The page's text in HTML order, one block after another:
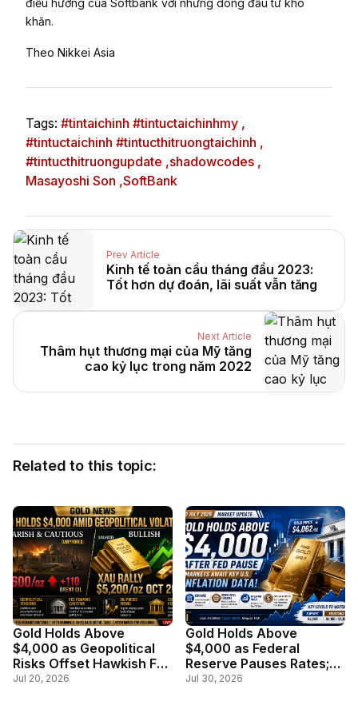
điều hướng của Softbank với những dòng đầu tư khó
khăn.
Theo Nikkei Asia
Tags: #tintaichinh #tintuctaichinhmy ,
#tintuctaichinh #tintucthitruongtaichinh ,
#tintucthitruongupdate ,shadowcodes ,
Masayoshi Son ,SoftBank
Prev Article
Kinh tế toàn cầu tháng đầu 2023:
Tốt hơn dự đoán, lãi suất vẫn tăng
Next Article
Thâm hụt thương mại của Mỹ tăng
cao kỷ lục trong năm 2022
Related to this topic:
Gold Holds Above
$4,000 as Geopolitical
Risks Offset Hawkish Fed
Outlook
Jul 20, 2026
Gold Holds Above
$4,000 as Federal
Reserve Pauses Rates;
Markets Await Key U.S.
Jul 30, 2026